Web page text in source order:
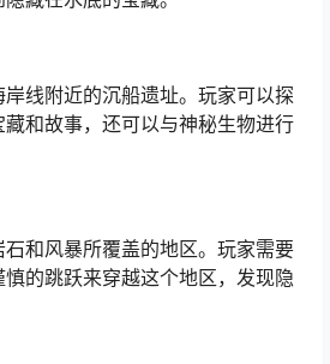
线附近的沉船遗址。玩家可以探
和故事，还可以与神秘生物进行
和风暴所覆盖的地区。玩家需要
的跳跃来穿越这个地区，发现隐